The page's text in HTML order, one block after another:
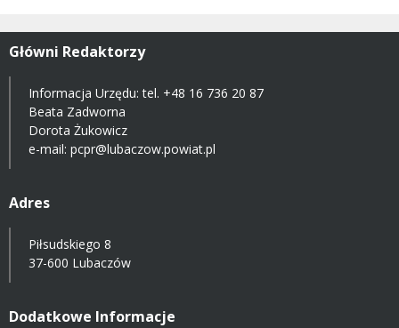
Główni Redaktorzy
Informacja Urzędu: tel. +48 16 736 20 87
Beata Zadworna
Dorota Żukowicz
e-mail: pcpr@lubaczow.powiat.pl
Adres
Piłsudskiego 8
37-600 Lubaczów
Dodatkowe Informacje